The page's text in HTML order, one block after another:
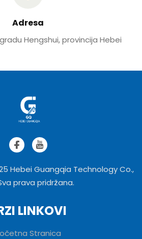
Adresa
Hengshui, provincija Hebei
Hebei Guangqia Technology Co.,
prava pridržana.
LINKOVI
Stranica